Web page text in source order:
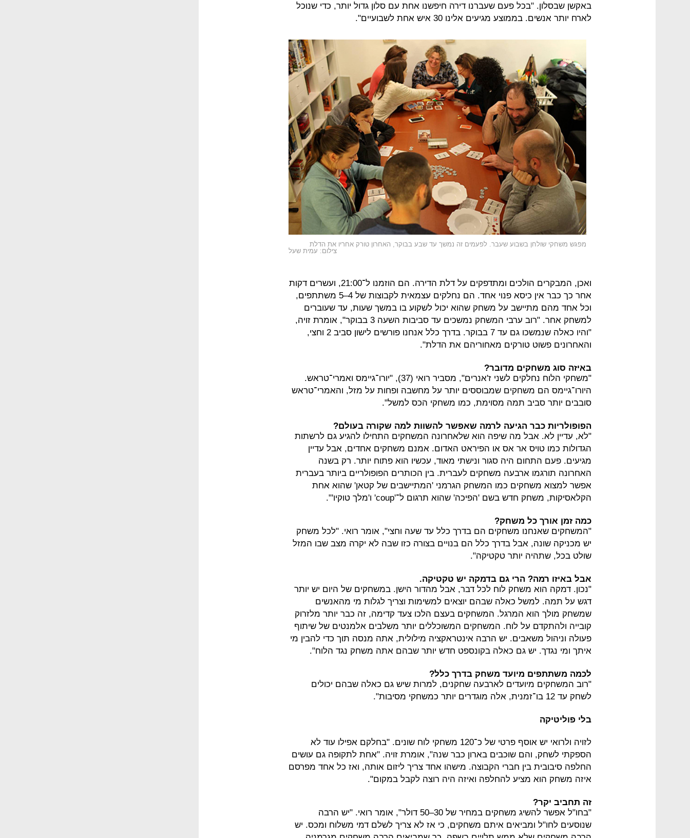
באקשן שבסלון. "בכל פעם שעברנו דירה חיפשנו אחת עם סלון גדול יותר, כדי שנוכל
לארח יותר אנשים. בממוצע מגיעים אלינו 30 איש אחת לשבועיים".
מפגש משחקי שולחן בשבוע שעבר. לפעמים זה נמשך עד שבע בבוקר, האחרון טורק אחריו את הדלת
צילום: עמית שעל
ואכן, המבקרים הולכים ומתדפקים על דלת הדירה. הם הוזמנו ל־21:00, ועשרים דקות
אחר כך כבר אין כיסא פנוי אחד. הם נחלקים עצמאית לקבוצות של 4–5 משתתפים,
וכל אחד מהם מתיישב על משחק שהוא יכול לשקוע בו במשך שעות, עד שעוברים
למשחק אחר. "רוב ערבי המשחק נמשכים עד סביבות השעה 3 בבוקר", אומרת זויה,
"והיו כאלה שנמשכו גם עד 7 בבוקר. בדרך כלל אנחנו פורשים לישון סביב 2 וחצי,
והאחרונים פשוט טורקים מאחוריהם את הדלת".
באיזה סוג משחקים מדובר?
"משחקי הלוח נחלקים לשני ז'אנרים", מסביר רואי (37), "יורו־גיימס ואמרי־טראש.
היורו־גיימס הם משחקים שמבוססים יותר על מחשבה ופחות על מזל, והאמרי־טראש
סובבים יותר סביב תמה מסוימת, כמו משחקי הכס למשל".
הפופולריות כבר הגיעה לרמה שאפשר להשוות למה שקורה בעולם?
"לא, עדיין לא. אבל מה שיפה הוא שלאחרונה המשחקים התחילו להגיע גם לרשתות
הגדולות כמו טויס אר אס או הפיראט האדום. אמנם משחקים אחדים, אבל עדיין
מגיעים. פעם התחום היה סגור ונישתי מאוד, עכשיו הוא פתוח יותר. רק בשנה
האחרונה תורגמו ארבעה משחקים לעברית. בין הכותרים הפופולריים ביותר בעברית
אפשר למצוא משחקים כמו המשחק הגרמני 'המתיישבים של קטאן' שהוא אחת
הקלאסיקות, משחק חדש בשם 'הפיכה' שהוא תרגום ל־'coup' ו'מלך טוקיו'".
כמה זמן אורך כל משחק?
"המשחקים שאנחנו משחקים הם בדרך כלל עד שעה וחצי", אומר רואי. "לכל משחק
יש מכניקה שונה, אבל בדרך כלל הם בנויים בצורה כזו שבה לא יקרה מצב שבו המזל
שולט בכל, שתהיה יותר טקטיקה".
אבל באיזו רמה? הרי גם בדמקה יש טקטיקה.
"נכון. דמקה הוא משחק לוח לכל דבר, אבל מהדור הישן. במשחקים של היום יש יותר
דגש על תמה. למשל כאלה שבהם יוצאים למשימות וצריך לגלות מי מהאנשים
שמשחק מולך הוא המרגל. המשחקים בעצם הלכו צעד קדימה, זה כבר יותר מלזרוק
קובייה ולהתקדם על לוח. המשחקים המשוכללים יותר משלבים אלמנטים של שיתוף
פעולה וניהול משאבים. יש הרבה אינטראקציה מילולית, אתה מנסה תוך כדי להבין מי
איתך ומי נגדך. יש גם כאלה בקונספט חדש יותר שבהם אתה משחק נגד הלוח".
לכמה משתתפים מיועד משחק בדרך כלל?
"רוב המשחקים מיועדים לארבעה שחקנים, למרות שיש גם כאלה שבהם יכולים
לשחק עד 12 בו־זמנית, אלה מוגדרים יותר כמשחקי מסיבות".
בלי פוליטיקה
לזויה ולרואי יש אוסף פרטי של כ־120 משחקי לוח שונים. "בחלקם אפילו עוד לא
הספקתי לשחק, והם שוכבים בארון כבר שנה", אומרת זויה. "אחת לתקופה גם עושים
החלפה סיבובית בין חברי הקבוצה. מישהו אחד צריך ליזום אותה, ואז כל אחד מפרסם
איזה משחק הוא מציע להחלפה ואיזה היה רוצה לקבל במקום".
זה תחביב יקר?
"בחו"ל אפשר להשיג משחקים במחיר של 30–50 דולר", אומר רואי. "יש הרבה
שנוסעים לחו"ל ומביאים איתם משחקים, כי אז לא צריך לשלם דמי משלוח ומכס. יש